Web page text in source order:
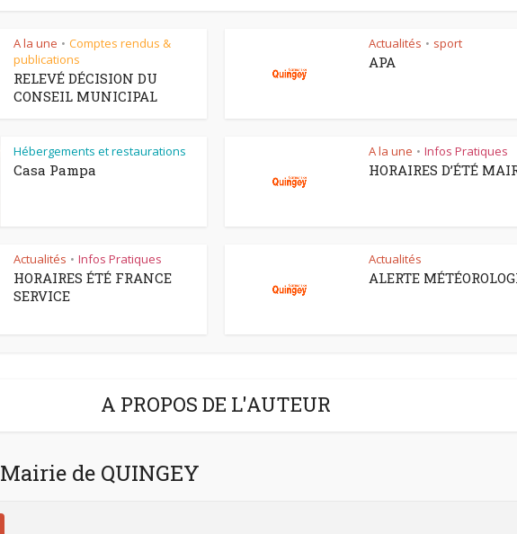
A la une • Comptes rendus &
publications
RELEVÉ DÉCISION DU
CONSEIL MUNICIPAL
Actualités • sport
APA
Hébergements et restaurations
Casa Pampa
A la une • Infos Pratiques
HORAIRES D’ÉTÉ
Actualités • Infos Pratiques
HORAIRES ÉTÉ FRANCE
SERVICE
Actualités
ALERTE
A PROPOS DE L'AUTEUR
Mairie de QUINGEY